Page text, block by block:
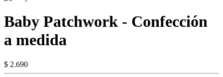
Baby Patchwork - Confección
a medida
$ 2.690